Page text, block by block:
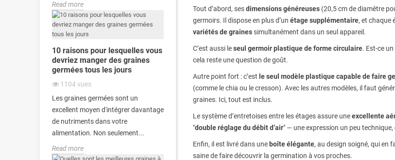
Read more
10 raisons pour lesquelles vous
devriez manger des graines
germées tous les jours
1104vues
Les graines germées sont un
excellent moyen d'intégrer davantage
de nutriments dans votre
alimentation. Non seulement...
Read more
Tout d’abord, sesdimensions généreuses (20,5 cm de diamètre
germoirs. Il dispose en plus d’un étage supplémentaire, et chaque
variétés de grainessimultanément dans un seul appareil.
C’est aussi leseul germoir plastique de forme circulaire. Est-ce
cela reste une question de goût.
Autre point fort : c’est le seul modèle plastique capable de faire
(comme le chia ou le cresson). Avec les autres modèles, il faut
graines. Ici, tout est inclus.
Le système d’entretoises entre les étages assure uneexcellente
"double réglage du débit d’air" — une expression un peu
Enfin, il est livré dans une boîte élégante, au design soigné, qui en
saine de faire découvrir la germination à vos proches.